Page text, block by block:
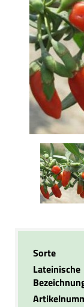
Sorte
Lateinische